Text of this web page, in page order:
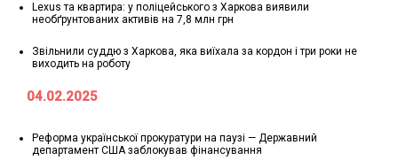
Lexus та квартира: у поліцейського з Харкова виявили
необґрунтованих активів на 7,8 млн грн
Звільнили суддю з Харкова, яка виїхала за кордон і три роки не
виходить на роботу
04.02.2025
Реформа української прокуратури на паузі — Державний
департамент США заблокував фінансування